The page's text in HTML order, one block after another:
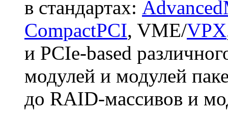
в стандартах:
CompactPCI, VME/VPX
и PCIe-based
модулей и модулей
до RAID-массивов и